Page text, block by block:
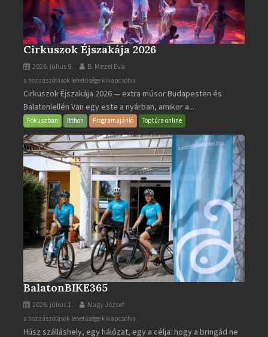
Cirkuszok Éjszakája 2026
2026. július 9. B. Mezei Éva
Cirkuszok
Éjszakája
2026
bejegyzéshez
a hozzászólások lehetősége kikapcsolva
Cirkuszok Éjszakája 2026 — extra műsor Budapesten és
Balatonlellén Van egy este a nyárban, amikor a...
Fókuszban Itthon Programajánló Toptúra online
BalatonBIKE365
2026. július 1. Nagy József
BalatonBIKE365
bejegyzéshez
a hozzászólások lehetősége kikapcsolva
Húsz szálláshely, egy hálózat, egy a célja: hogy a bringád ne